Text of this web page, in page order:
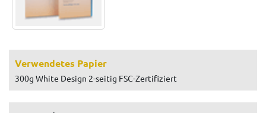
Verwendetes Papier
300g White Design 2-seitig FSC-Zertifiziert